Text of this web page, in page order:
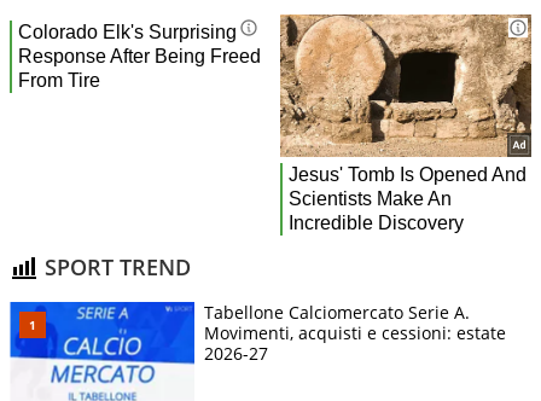
SPORT TREND
Tabellone Calciomercato Serie A.
Movimenti, acquisti e cessioni: estate
2026-27